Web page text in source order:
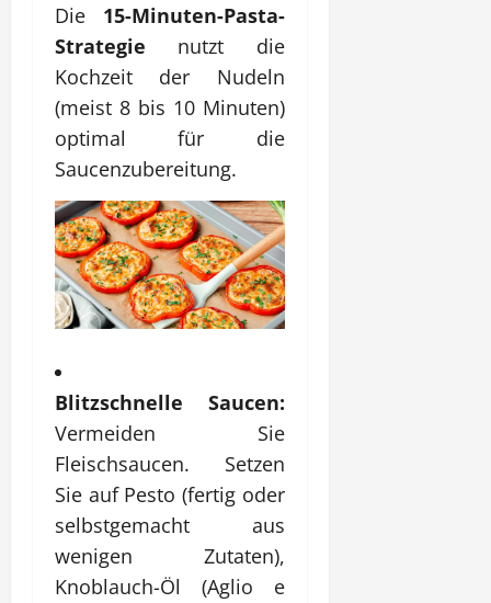
Die 15-Minuten-Pasta-
Strategie nutzt die
Kochzeit der Nudeln
(meist 8 bis 10 Minuten)
optimal für die
Saucenzubereitung.
Blitzschnelle Saucen:
Vermeiden Sie
Fleischsaucen. Setzen
Sie auf Pesto (fertig oder
selbstgemacht aus
wenigen Zutaten),
Knoblauch-Öl (Aglio e